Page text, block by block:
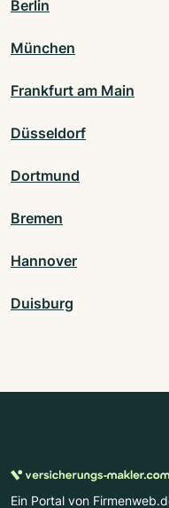
Berlin
München
Frankfurt am Main
Düsseldorf
Dortmund
Bremen
Hannover
Duisburg
Ein Portal von